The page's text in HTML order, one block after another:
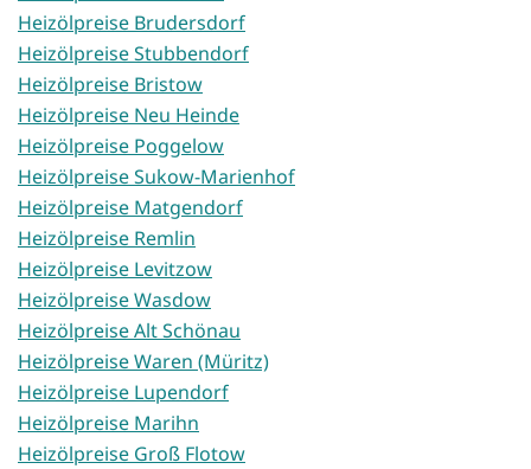
Heizölpreise Brudersdorf
Heizölpreise Stubbendorf
Heizölpreise Bristow
Heizölpreise Neu Heinde
Heizölpreise Poggelow
Heizölpreise Sukow-Marienhof
Heizölpreise Matgendorf
Heizölpreise Remlin
Heizölpreise Levitzow
Heizölpreise Wasdow
Heizölpreise Alt Schönau
Heizölpreise Waren (Müritz)
Heizölpreise Lupendorf
Heizölpreise Marihn
Heizölpreise Groß Flotow